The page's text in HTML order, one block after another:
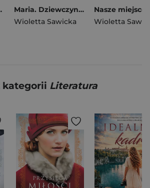
Tom 1
Maria. Dziewczyna z kwiatem we włosach. Wiek miłości, wiek nienawiści. Tom 3
Wioletta Sawicka
Wioletta
kategorii Literatura